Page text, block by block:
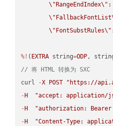
\" RangeEndIndex\" :
\" FallbackFontList
\" FontSubstRules\"
%! ( EXTRA string=ODP,
// 将 HTML 转换为 SXC
curl
-X POST
"https://
- H
"accept: application/
- H
"authorization: Bearer
- H
"Content-Type: